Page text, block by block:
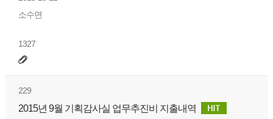
소수면
1327
229
2015년 9월 기획감사실 업무추진비 지출내역